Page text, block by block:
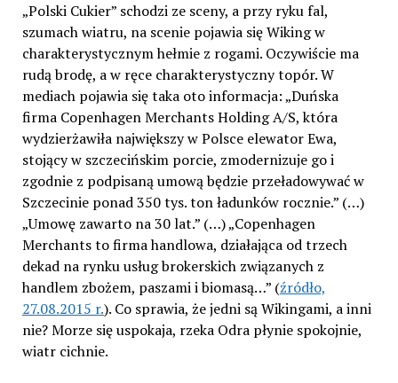
„Polski Cukier” schodzi ze sceny, a przy ryku fal,
szumach wiatru, na scenie pojawia się Wiking w
charakterystycznym hełmie z rogami. Oczywiście ma
rudą brodę, a w ręce charakterystyczny topór. W
mediach pojawia się taka oto informacja: „Duńska
firma Copenhagen Merchants Holding A/S, która
wydzierżawiła największy w Polsce elewator Ewa,
stojący w szczecińskim porcie, zmodernizuje go i
zgodnie z podpisaną umową będzie przeładowywać w
Szczecinie ponad 350 tys. ton ładunków rocznie.” (…)
„Umowę zawarto na 30 lat.” (…) „Copenhagen
Merchants to firma handlowa, działająca od trzech
dekad na rynku usług brokerskich związanych z
handlem zbożem, paszami i biomasą…” (źródło,
27.08.2015 r.). Co sprawia, że jedni są Wikingami, a inni
nie? Morze się uspokaja, rzeka Odra płynie spokojnie,
wiatr cichnie.